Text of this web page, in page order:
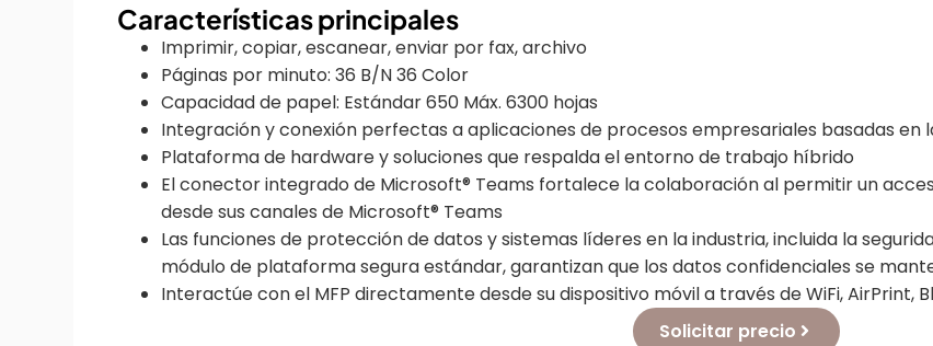
Características principales
Imprimir, copiar, escanear, enviar por fax, archivo
Páginas por minuto: 36 B/N 36 Color
Capacidad de papel: Estándar 650 Máx. 6300 hojas
Integración y conexión perfectas a aplicaciones de procesos empresariales basadas en
Plataforma de hardware y soluciones que respalda el entorno de trabajo híbrido
El conector integrado de Microsoft® Teams fortalece la colaboración al permitir un
desde sus canales de Microsoft® Teams
Las funciones de protección de datos y sistemas líderes en la industria, incluida la
módulo de plataforma segura estándar, garantizan que los datos confidenciales se
Interactúe con el MFP directamente desde su dispositivo móvil a través de WiFi, AirPrint,
Solicitar precio